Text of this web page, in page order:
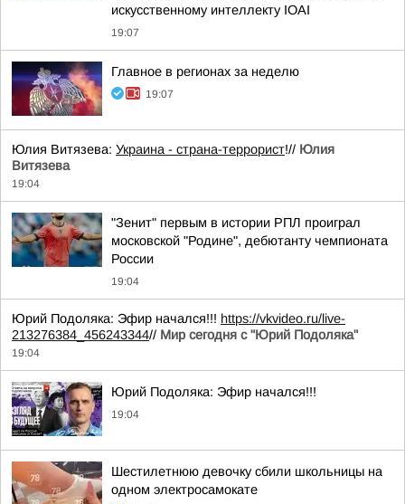
искусственному интеллекту IOAI
19:07
Главное в регионах за неделю
19:07
Юлия Витязева: Украина - страна-террорист!// Юлия
Витязева
19:04
"Зенит" первым в истории РПЛ проиграл
московской "Родине", дебютанту чемпионата
России
19:04
Юрий Подоляка: Эфир начался!!! https://vkvideo.ru/live-
213276384_456243344// Мир сегодня с "Юрий Подоляка"
19:04
Юрий Подоляка: Эфир начался!!!
19:04
Шестилетнюю девочку сбили школьницы на
одном электросамокате